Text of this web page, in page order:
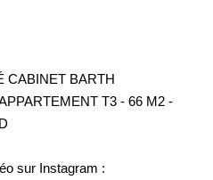
CABINET BARTH
T3 - 66 M2 -
sur Instagram :